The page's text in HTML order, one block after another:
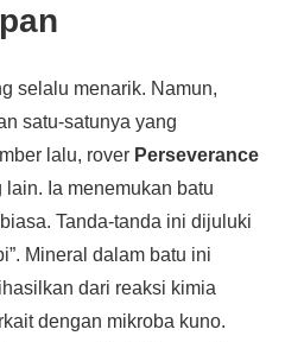
selalu menarik. Namun,
satu-satunya yang
lalu, rover Perseverance
Ia menemukan batu
Tanda-tanda ini dijuluki
Mineral dalam batu ini
dari reaksi kimia
dengan mikroba kuno.